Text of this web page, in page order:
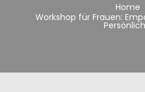
Home
Workshop für Frauen: